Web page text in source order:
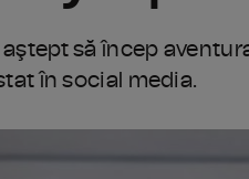
să încep
în social media.